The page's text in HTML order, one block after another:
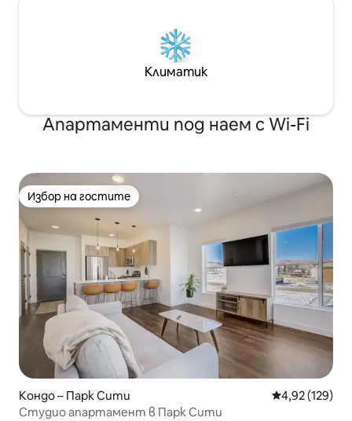
Климатик
Апартаменти под наем с Wi-Fi
Избор на гостите
Избор на гостите
Кондо – Парк Сити Средна
4,92 (129)
Студио апартамент в Парк Сити